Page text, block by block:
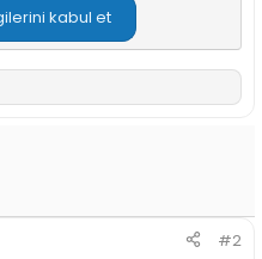
kabul et
#2